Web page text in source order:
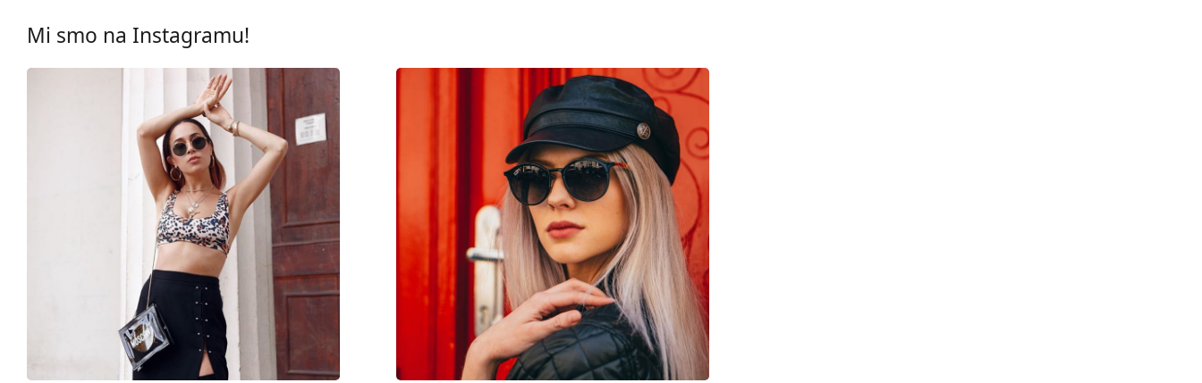
Okviri
Ružičasta
Materijal okvira:
Metal
M
135 mm
145 mm
22 mm
45 g
Prilagodljivi jastučići za nos:
Da
Fleksibilni zglob:
Ne
Mi smo na Instagramu!